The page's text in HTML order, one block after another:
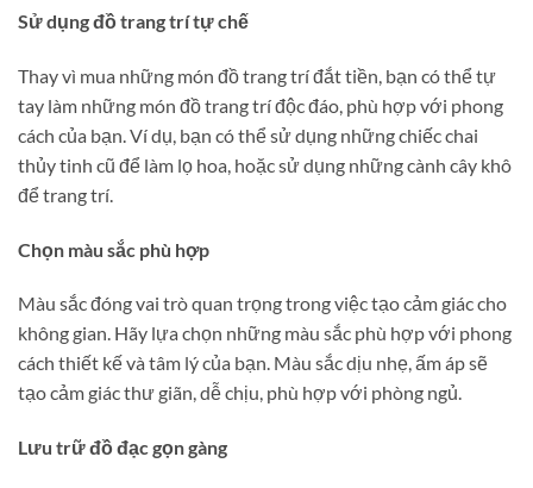
Sử dụng đồ trang trí tự chế
Thay vì mua những món đồ trang trí đắt tiền, bạn có thể tự
tay làm những món đồ trang trí độc đáo, phù hợp với phong
cách của bạn. Ví dụ, bạn có thể sử dụng những chiếc chai
thủy tinh cũ để làm lọ hoa, hoặc sử dụng những cành cây khô
để trang trí.
Chọn màu sắc phù hợp
Màu sắc đóng vai trò quan trọng trong việc tạo cảm giác cho
không gian. Hãy lựa chọn những màu sắc phù hợp với phong
cách thiết kế và tâm lý của bạn. Màu sắc dịu nhẹ, ấm áp sẽ
tạo cảm giác thư giãn, dễ chịu, phù hợp với phòng ngủ.
Lưu trữ đồ đạc gọn gàng